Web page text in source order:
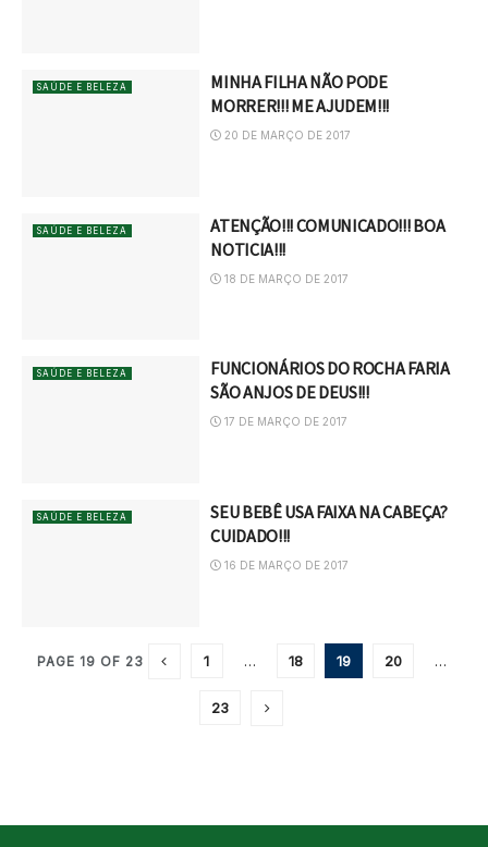
SAÚDE E BELEZA
MINHA FILHA NÃO PODE
MORRER!!! ME AJUDEM!!!
20 DE MARÇO DE 2017
SAÚDE E BELEZA
ATENÇÃO!!! COMUNICADO!!! BOA
NOTICIA!!!
18 DE MARÇO DE 2017
SAÚDE E BELEZA
FUNCIONÁRIOS DO ROCHA FARIA
SÃO ANJOS DE DEUS!!!
17 DE MARÇO DE 2017
SAÚDE E BELEZA
SEU BEBÊ USA FAIXA NA CABEÇA?
CUIDADO!!!
16 DE MARÇO DE 2017
PAGE 19 OF 23 1 … 18 19 20 …
23